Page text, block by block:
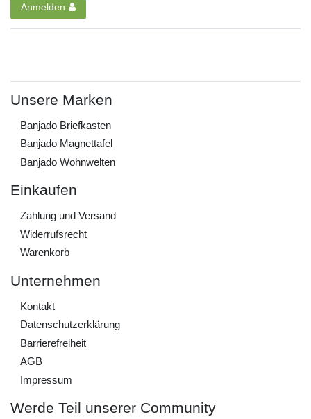
Anmelden
Unsere Marken
Banjado Briefkasten
Banjado Magnettafel
Banjado Wohnwelten
Einkaufen
Zahlung und Versand
Widerrufs­recht
Warenkorb
Unternehmen
Kontakt
Daten­schutz­erklärung
Barrierefreiheit
AGB
Impressum
Werde Teil unserer Community